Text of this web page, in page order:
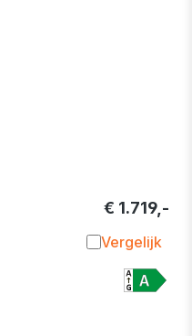
€ 1.719,-
Vergelijk